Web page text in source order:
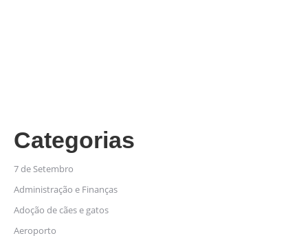
Categorias
7 de Setembro
Administração e Finanças
Adoção de cães e gatos
Aeroporto